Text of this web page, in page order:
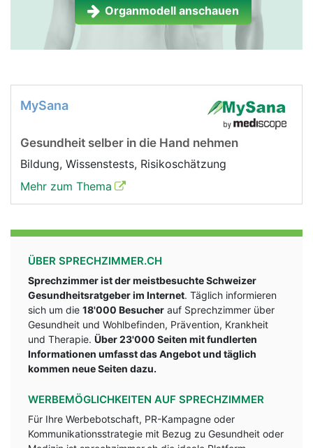
Organmodell anschauen
MySana
Gesundheit selber in die Hand nehmen
Bildung, Wissenstests, Risikoschätzung
Mehr zum Thema
ÜBER SPRECHZIMMER.CH
Sprechzimmer ist der meistbesuchte Schweizer
Gesundheitsratgeber im Internet. Täglich informieren
sich um die 18'000 Besucher auf Sprechzimmer über
Gesundheit und Wohlbefinden, Prävention, Krankheit
und Therapie. Über 23'000 Seiten mit fundlerten
Informationen umfasst das Angebot und täglich
kommen neue Seiten dazu.
WERBEMÖGLICHKEITEN AUF SPRECHZIMMER
Für Ihre Werbebotschaft, PR-Kampagne oder
Kommunikationsstrategie mit Bezug zu Gesundheit oder